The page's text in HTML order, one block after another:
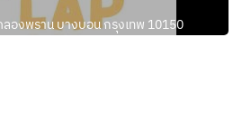
องพราน บางบอน กรุงเทพ 10150